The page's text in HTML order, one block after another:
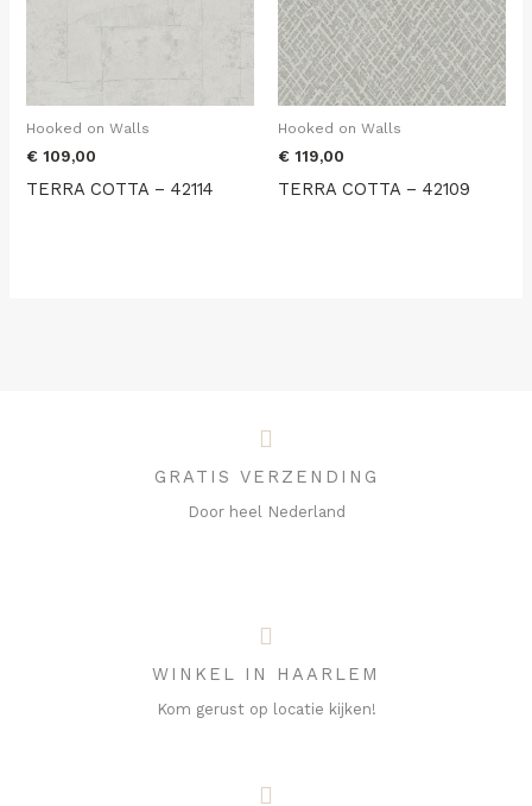
Hooked on Walls
€ 109,00
TERRA COTTA – 42114
Hooked on Walls
€ 119,00
TERRA COTTA – 42109
GRATIS VERZENDING
Door heel Nederland
WINKEL IN HAARLEM
Kom gerust op locatie kijken!